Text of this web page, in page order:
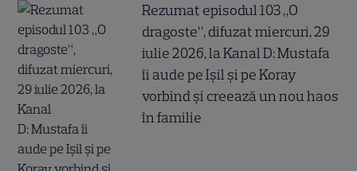
Rezumat episodul 103 „O
dragoste”, difuzat miercuri, 29
iulie 2026, la Kanal D: Mustafa
îi aude pe Ișil și pe Koray
vorbind și creează un nou haos
în familie